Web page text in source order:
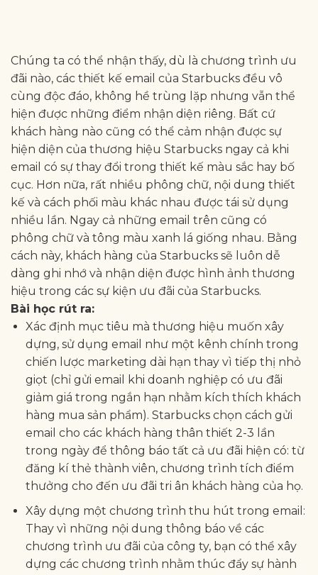
Chúng ta có thể nhận thấy, dù là chương trình ưu
đãi nào, các thiết kế email của Starbucks đều vô
cùng độc đáo, không hề trùng lặp nhưng vẫn thể
hiện được những điểm nhận diện riêng. Bất cứ
khách hàng nào cũng có thể cảm nhận được sự
hiện diện của thương hiệu Starbucks ngay cả khi
email có sự thay đổi trong thiết kế màu sắc hay bố
cục. Hơn nữa, rất nhiều phông chữ, nội dung thiết
kế và cách phối màu khác nhau được tái sử dụng
nhiều lần. Ngay cả những email trên cũng có
phông chữ và tông màu xanh lá giống nhau. Bằng
cách này, khách hàng của Starbucks sẽ luôn dễ
dàng ghi nhớ và nhận diện được hình ảnh thương
hiệu trong các sự kiện ưu đãi của Starbucks.
Bài học rút ra:
Xác định mục tiêu mà thương hiệu muốn xây
dựng, sử dụng email như một kênh chính trong
chiến lược marketing dài hạn thay vì tiếp thị nhỏ
giọt (chỉ gửi email khi doanh nghiệp có ưu đãi
giảm giá trong ngắn hạn nhằm kích thích khách
hàng mua sản phẩm). Starbucks chọn cách gửi
email cho các khách hàng thân thiết 2-3 lần
trong ngày để thông báo tất cả ưu đãi hiện có: từ
đăng kí thẻ thành viên, chương trình tích điểm
thưởng cho đến ưu đãi tri ân khách hàng của họ.
Xây dựng một chương trình thu hút trong email:
Thay vì những nội dung thông báo về các
chương trình ưu đãi của công ty, bạn có thể xây
dựng các chương trình nhằm thúc đẩy sự hành